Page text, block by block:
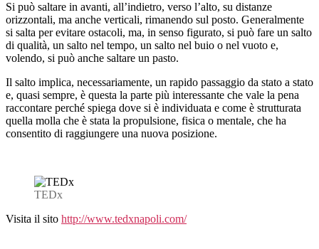
Si può saltare in avanti, all’indietro, verso l’alto, su distanze
orizzontali, ma anche verticali, rimanendo sul posto. Generalmente
si salta per evitare ostacoli, ma, in senso figurato, si può fare un salto
di qualità, un salto nel tempo, un salto nel buio o nel vuoto e,
volendo, si può anche saltare un pasto.
Il salto implica, necessariamente, un rapido passaggio da stato a stato
e, quasi sempre, è questa la parte più interessante che vale la pena
raccontare perché spiega dove si è individuata e come è strutturata
quella molla che è stata la propulsione, fisica o mentale, che ha
consentito di raggiungere una nuova posizione.
TEDx
Visita il sito http://www.tedxnapoli.com/